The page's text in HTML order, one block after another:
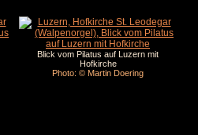
Blick vom Pilatus auf Luzern mit
Hofkirche
Photo: © Martin Doering